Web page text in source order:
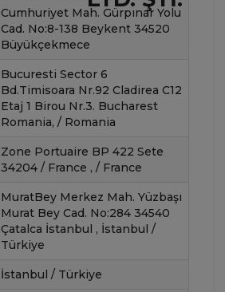
Cumhuriyet Mah. Gürpınar Yolu
Cad. No:8-138 Beykent 34520
Büyükçekmece
Bucuresti Sector 6
Bd.Timisoara Nr.92 Cladirea C12
Etaj 1 Birou Nr.3. Bucharest
Romania, / Romania
Zone Portuaire BP 422 Sete
34204 / France , / France
MuratBey Merkez Mah. Yüzbaşı
Murat Bey Cad. No:284 34540
Çatalca İstanbul , İstanbul /
Türkiye
İstanbul / Türkiye